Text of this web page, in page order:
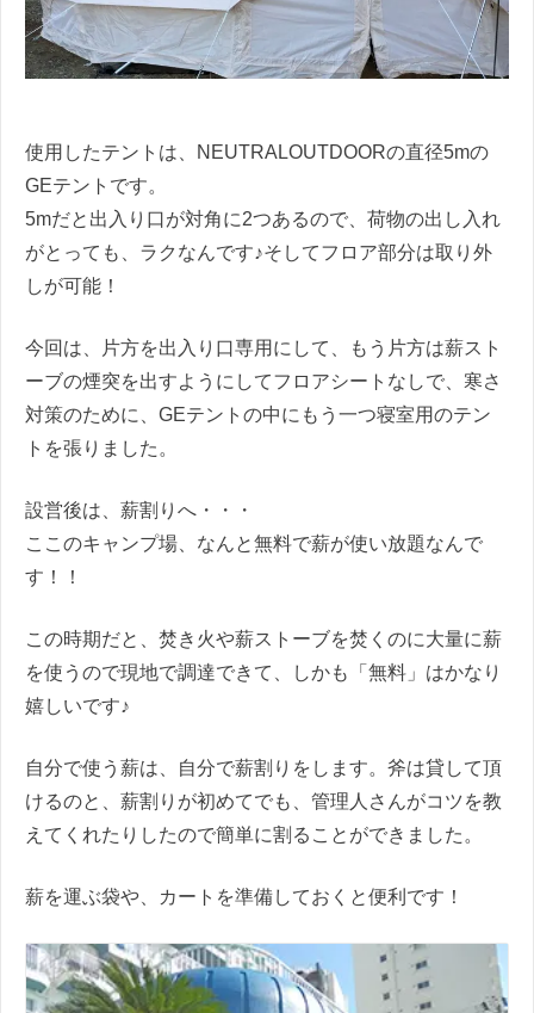
使用したテントは、NEUTRALOUTDOORの直径5mの
GEテントです。
5mだと出入り口が対角に2つあるので、荷物の出し入れ
がとっても、ラクなんです♪そしてフロア部分は取り外
しが可能！
今回は、片方を出入り口専用にして、もう片方は薪スト
ーブの煙突を出すようにしてフロアシートなしで、寒さ
対策のために、GEテントの中にもう一つ寝室用のテン
トを張りました。
設営後は、薪割りへ・・・
ここのキャンプ場、なんと無料で薪が使い放題なんで
す！！
この時期だと、焚き火や薪ストーブを焚くのに大量に薪
を使うので現地で調達できて、しかも「無料」はかなり
嬉しいです♪
自分で使う薪は、自分で薪割りをします。斧は貸して頂
けるのと、薪割りが初めてでも、管理人さんがコツを教
えてくれたりしたので簡単に割ることができました。
薪を運ぶ袋や、カートを準備しておくと便利です！